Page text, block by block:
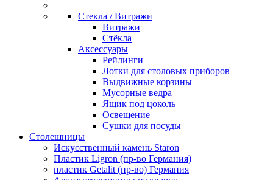
Стекла / Витражи
Витражи
Стёкла
Аксессуары
Рейлинги
Лотки для столовых приборов
Выдвижные корзины
Мусорные ведра
Ящик под цоколь
Освещение
Сушки для посуды
Столешницы
Искусственный камень Staron
Пластик Ligron (пр-во Германия)
пластик Getalit (пр-во) Германия